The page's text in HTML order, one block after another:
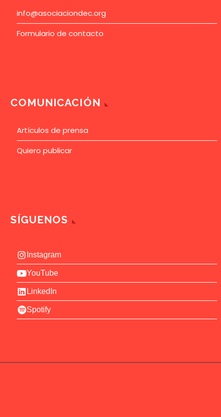
info@asociaciondec.org
Formulario de contacto
COMUNICACIÓN
Artículos de prensa
Quiero publicar
SÍGUENOS
Instagram
YouTube
LinkedIn
Spotify